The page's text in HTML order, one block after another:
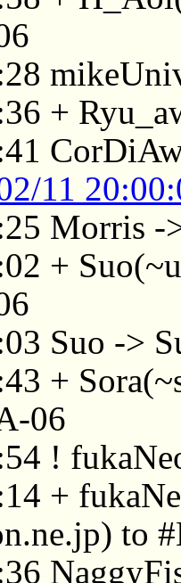
+
11
Morris
+
Suo ->
+
06
!
+
to